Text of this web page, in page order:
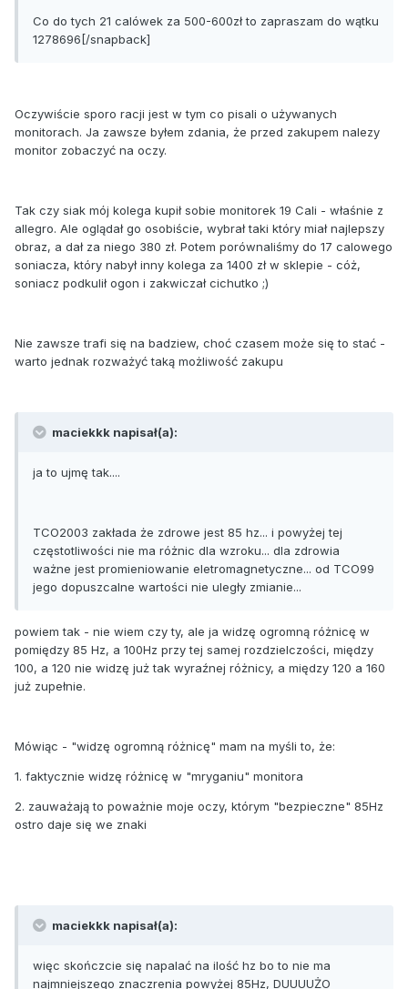
Co do tych 21 calówek za 500-600zł to zapraszam do wątku
1278696[/snapback]
Oczywiście sporo racji jest w tym co pisali o używanych
monitorach. Ja zawsze byłem zdania, że przed zakupem nalezy
monitor zobaczyć na oczy.
Tak czy siak mój kolega kupił sobie monitorek 19 Cali - właśnie z
allegro. Ale oglądał go osobiście, wybrał taki który miał najlepszy
obraz, a dał za niego 380 zł. Potem porównaliśmy do 17 calowego
soniacza, który nabył inny kolega za 1400 zł w sklepie - cóż,
soniacz podkulił ogon i zakwiczał cichutko ;)
Nie zawsze trafi się na badziew, choć czasem może się to stać -
warto jednak rozważyć taką możliwość zakupu
maciekkk napisał(a):
ja to ujmę tak....
TCO2003 zakłada że zdrowe jest 85 hz... i powyżej tej
częstotliwości nie ma różnic dla wzroku... dla zdrowia
ważne jest promieniowanie eletromagnetyczne... od TCO99
jego dopuszcalne wartości nie uległy zmianie...
powiem tak - nie wiem czy ty, ale ja widzę ogromną różnicę w
pomiędzy 85 Hz, a 100Hz przy tej samej rozdzielczości, między
100, a 120 nie widzę już tak wyraźnej różnicy, a między 120 a 160
już zupełnie.
Mówiąc - "widzę ogromną różnicę" mam na myśli to, że:
1. faktycznie widzę różnicę w "mryganiu" monitora
2. zauważają to poważnie moje oczy, którym "bezpieczne" 85Hz
ostro daje się we znaki
maciekkk napisał(a):
więc skończcie się napalać na ilość hz bo to nie ma
najmniejszego znaczrenia powyżej 85Hz, DUUUUŻO